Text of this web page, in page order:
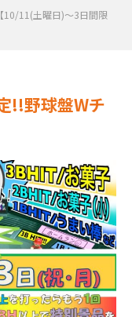
【10/11(土曜日)～3日間限
!!野球盤Wチ